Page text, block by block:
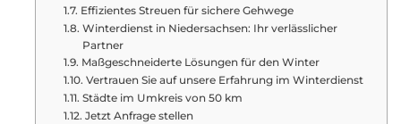
Effizientes Streuen für sichere Gehwege
Winterdienst in Niedersachsen: Ihr verlässlicher
Partner
Maßgeschneiderte Lösungen für den Winter
Vertrauen Sie auf unsere Erfahrung im Winterdienst
Städte im Umkreis von 50 km
Jetzt Anfrage stellen